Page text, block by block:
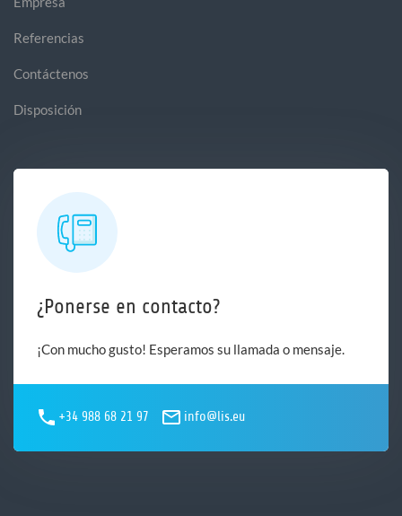
Referencias
Contáctenos
Disposición
¿Ponerse en contacto?
¡Con mucho gusto! Esperamos su llamada o mensaje.
+34 988 68 21 97 info@lis.eu